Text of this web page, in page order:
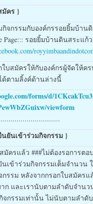
คร }
กิจกรรมกับองค์กรรอยยิ้มบ้าน
Page::: รอยยิ้มบ้านดินสระแก้ว
บสมัครให้กับองค์กรผู้จัดให้ค
ด้ตามลิ้งค์ด้านล่างนี้
forms/d/
viewform
ยันเข้าร่วมกิจกรรม }
มัครแล้ว ###ไม่ต้องรอการตอ
เข้าร่วมกิจกรรมเต็มจำนวน
รรม หลังจากกรอกใบสมัครแ
ก และเรานับตามลำดับจำนว
จกรรมเท่านั้น ไม่นับตามลำดั